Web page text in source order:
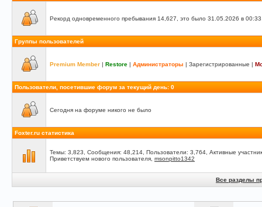
Рекорд одновременного пребывания 14,627, это было 31.05.2026 в
Группы пользователей
Premium Member | Restore | Администраторы | Зарегистрированные |
Пользователи, посетившие форум за текущий день: 0
Сегодня на форуме никого не было
Foxter.ru статистика
Темы: 3,823, Сообщения: 48,214, Пользователи: 3,764, Активные
Приветствуем нового пользователя, msonpitto1342
Все разделы